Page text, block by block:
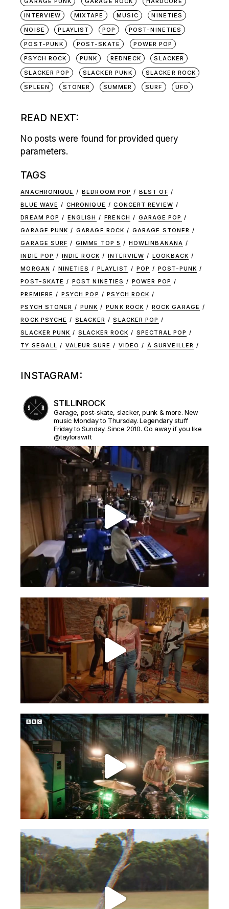
INTERVIEW
MIXTAPE MUSIC
NINETIES
NOISE
PLAYLIST POP
POST-NINETIES
POST-PUNK
POST-SKATE
POWER POP
PSYCH ROCK
PUNK REDNECK
SLACKER
SLACKER POP
SLACKER PUNK
SLACKER ROCK
SPLEEN
STONER SUMMER SURF UFO
READ NEXT:
No posts were found for provided query
parameters.
TAGS
ANACHRONIQUE BEDROOM POP
BEST OF
BLUE WAVE
CHRONIQUE
CONCERT REVIEW
DREAM POP
ENGLISH FRENCH
GARAGE POP
GARAGE PUNK
GARAGE ROCK
GARAGE STONER
GARAGE SURF
GIMME TOP 5
HOWLINBANANA
INDIE POP
INDIE ROCK INTERVIEW
LOOKBACK
MORGAN
NINETIES PLAYLIST POP
POST-PUNK
POST-SKATE
POST NINETIES
POWER POP
PREMIERE
PSYCH POP
PSYCH ROCK
PSYCH STONER
PUNK PUNK ROCK
ROCK GARAGE
ROCK PSYCHE
SLACKER
SLACKER POP
SLACKER PUNK
SLACKER ROCK
SPECTRAL POP
TY SEGALL
VALEUR SURE VIDEO À SURVEILLER
INSTAGRAM:
STILLINROCK
Garage, post-skate, slacker, punk & more. New
music Monday to Thursday. Legendary stuff
Friday to Sunday. Since 2010. Go away if you like
@taylorswift